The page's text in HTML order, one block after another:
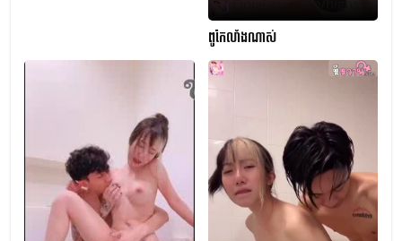
ពូកែលាំងណាស់